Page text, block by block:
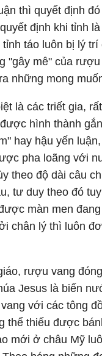
thì quyết định
định khi tỉnh
táo luôn bị lý
"gây mê" của
những mong
là các triết gia,
hình thành
hay hậu yến
pha loãng với
theo độ dài câu
tư duy theo đó
màn men
chân lý thì luôn
rượu vang
Jesus là biến
với các tông
thể thiếu được
mới ở châu Mỹ